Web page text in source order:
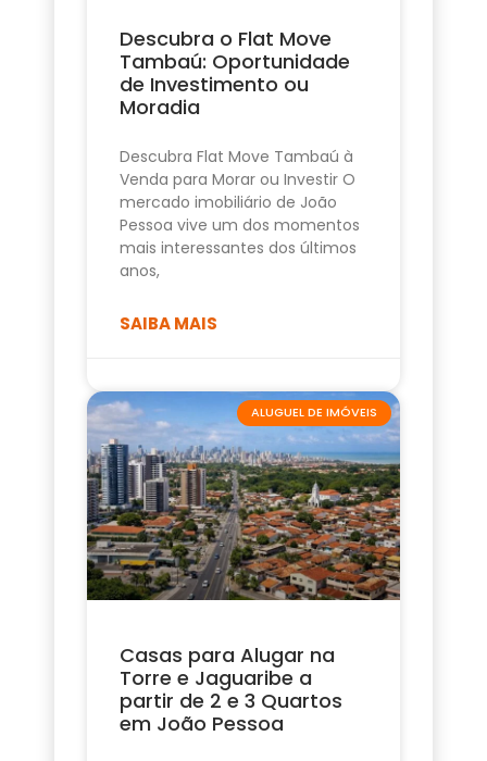
Descubra o Flat Move
Tambaú: Oportunidade
de Investimento ou
Moradia
Descubra Flat Move Tambaú à
Venda para Morar ou Investir O
mercado imobiliário de João
Pessoa vive um dos momentos
mais interessantes dos últimos
anos,
SAIBA MAIS
ALUGUEL DE IMÓVEIS
Casas para Alugar na
Torre e Jaguaribe a
partir de 2 e 3 Quartos
em João Pessoa